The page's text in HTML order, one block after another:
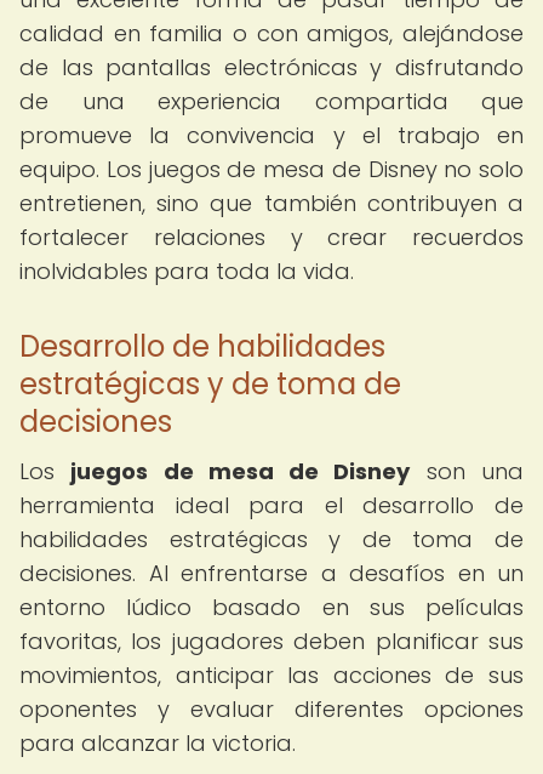
calidad en familia o con amigos, alejándose
de las pantallas electrónicas y disfrutando
de una experiencia compartida que
promueve la convivencia y el trabajo en
equipo. Los juegos de mesa de Disney no solo
entretienen, sino que también contribuyen a
fortalecer relaciones y crear recuerdos
inolvidables para toda la vida.
Desarrollo de habilidades
estratégicas y de toma de
decisiones
Los juegos de mesa de Disneyson una
herramienta ideal para el desarrollo de
habilidades estratégicas y de toma de
decisiones. Al enfrentarse a desafíos en un
entorno lúdico basado en sus películas
favoritas, los jugadores deben planificar sus
movimientos, anticipar las acciones de sus
oponentes y evaluar diferentes opciones
para alcanzar la victoria.